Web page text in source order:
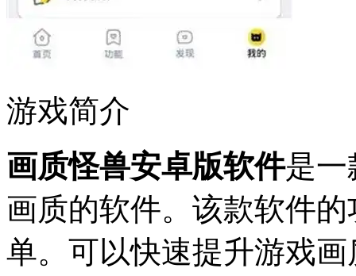
游戏简介
画质怪兽安卓版软件是一
画质的软件。该款软件
单。可以快速提升游戏